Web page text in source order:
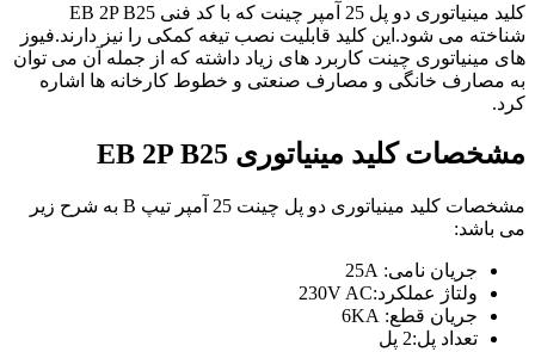
کلید مینیاتوری دو پل 25 آمپر چینت که با کد فنی EB 2P B25
شناخته می شود.این کلید قابلیت نصب تیغه کمکی را نیز دارند.فیوز
های مینیاتوری چینت کاربرد های زیاد داشته که از جمله آن می توان
به مصارف خانگی و مصارف صنعتی و خطوط کارخانه ها اشاره
کرد.
مشخصاتکلید مینیاتوری EB 2P B25
مشخصات کلید مینیاتوری دو پل چینت 25 آمپر تیپ B به شرح زیر
می باشد:
جریان نامی: 25A
ولتاژ عملکرد:230V AC
جریان قطع: 6KA
تعداد پل:2 پل